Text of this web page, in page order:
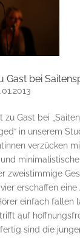
Gast bei
zu Gast bei
in unserem
verzücken
zweistimmige
erschaffen eine
einfach fallen
auf
sind die